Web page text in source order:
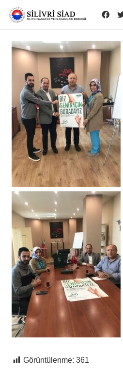
Görüntülenme: 361